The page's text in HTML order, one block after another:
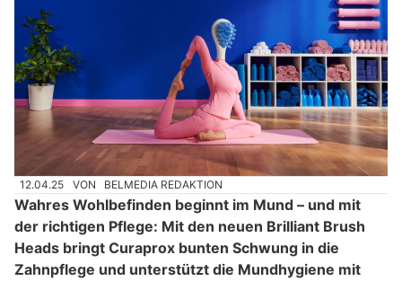
12.04.25 VON BELMEDIA REDAKTION
Wahres Wohlbefinden beginnt im Mund – und mit
der richtigen Pflege: Mit den neuen Brilliant Brush
Heads bringt Curaprox bunten Schwung in die
Zahnpflege und unterstützt die Mundhygiene mit